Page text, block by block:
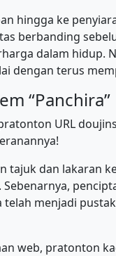
hingga ke
berbanding
dalam hidup.
dengan terus
“Panchira”
URL
tajuk dan lakaran
Sebenarnya,
telah menjadi
web, pratonton